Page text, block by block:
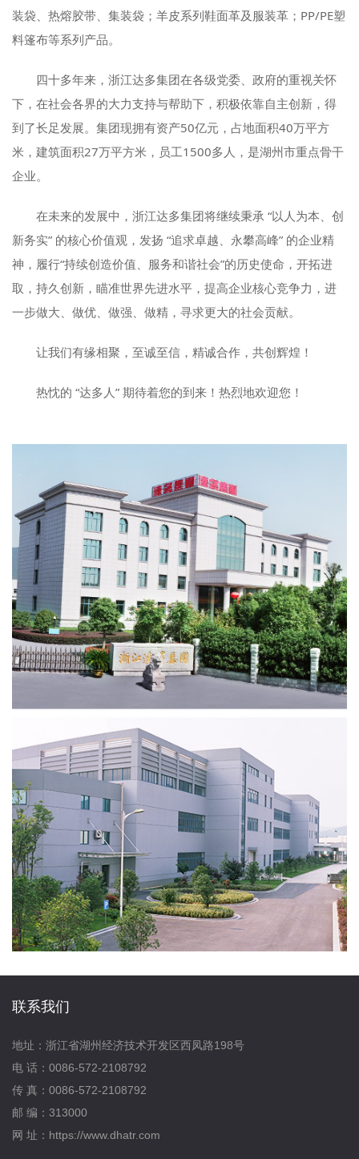
装袋、热熔胶带、集装袋；羊皮系列鞋面革及服装革；PP/PE塑
料篷布等系列产品。
四十多年来，浙江达多集团在各级党委、政府的重视关怀
下，在社会各界的大力支持与帮助下，积极依靠自主创新，得
到了长足发展。集团现拥有资产50亿元，占地面积40万平方
米，建筑面积27万平方米，员工1500多人，是湖州市重点骨干
企业。
在未来的发展中，浙江达多集团将继续秉承 “以人为本、创
新务实” 的核心价值观，发扬 “追求卓越、永攀高峰” 的企业精
神，履行“持续创造价值、服务和谐社会”的历史使命，开拓进
取，持久创新，瞄准世界先进水平，提高企业核心竞争力，进
一步做大、做优、做强、做精，寻求更大的社会贡献。
让我们有缘相聚，至诚至信，精诚合作，共创辉煌！
热忱的 “达多人” 期待着您的到来！热烈地欢迎您！
联系我们
地址：浙江省湖州经济技术开发区西凤路198号
电 话：0086-572-2108792
传 真：0086-572-2108792
邮 编：313000
网 址：https://www.dhatr.com